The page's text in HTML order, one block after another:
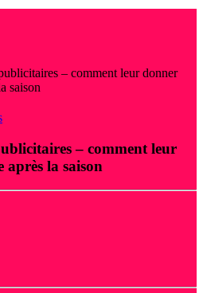
– comment leur donner
saison
– comment leur
après la saison